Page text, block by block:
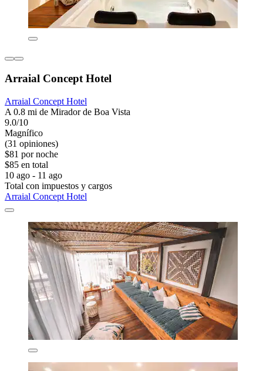
Arraial Concept Hotel
Arraial Concept Hotel
A 0.8 mi de Mirador de Boa Vista
9.0/10
Magnífico
(31 opiniones)
$81 por noche
$85 en total
10 ago - 11 ago
Total con impuestos y cargos
Arraial Concept Hotel